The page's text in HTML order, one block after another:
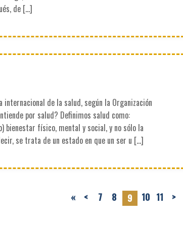
de […]
internacional de la salud, según la Organización
por salud? Definimos salud como:
bienestar físico, mental y social, y no sólo la
se trata de un estado en que un ser u […]
« < 7 8 9 10 11 >